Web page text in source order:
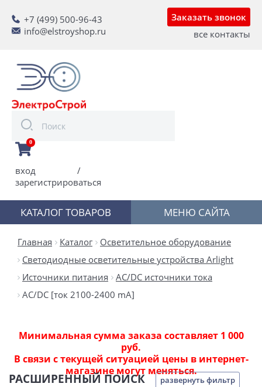
+7 (499) 500-96-43
info@elstroyshop.ru
Заказать звонок
все контакты
0
вход
/
зарегистрироваться
КАТАЛОГ ТОВАРОВ МЕНЮ САЙТА
Главная Каталог
Осветительное оборудование
Светодиодные осветительные устройства Arlight
Источники питания
AC/DC источники тока
AC/DC [ток 2100-2400 mA]
Минимальная сумма заказа составляет 1 000
руб.
В связи с текущей ситуацией цены в интернет-
магазине могут меняться.
РАСШИРЕННЫЙ ПОИСК развернуть фильтр